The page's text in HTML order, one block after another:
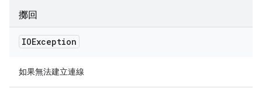
擲回
IOException
如果無法建立連線